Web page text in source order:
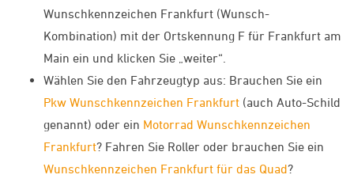
Wunschkennzeichen Frankfurt (Wunsch-
Kombination) mit der Ortskennung F für Frankfurt am
Main ein und klicken Sie „weiter“.
Wählen Sie den Fahrzeugtyp aus: Brauchen Sie ein
Pkw Wunschkennzeichen Frankfurt (auch Auto-Schild
genannt) oder ein Motorrad Wunschkennzeichen
Frankfurt? Fahren Sie Roller oder brauchen Sie ein
Wunschkennzeichen Frankfurt für das Quad?